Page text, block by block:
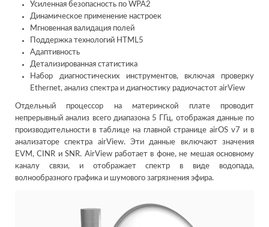
Усиленная безопасность по WPA2
Динамическое применение настроек
Мгновенная валидация полей
Поддержка технологий HTML5
Адаптивность
Детализированная статистика
Набор диагностических инструментов, включая проверку
Ethernet, анализ спектра и диагностику радиочастот airView
Отдельный процессор на материнской плате проводит
непрерывный анализ всего диапазона 5 ГГц, отображая данные по
производительности в таблице на главной странице airOS v7 и в
анализаторе спектра airView. Эти данные включают значения
EVM, CINR и SNR. AirView работает в фоне, не мешая основному
каналу связи, и отображает спектр в виде водопада,
волнообразного графика и шумового загрязнения эфира.